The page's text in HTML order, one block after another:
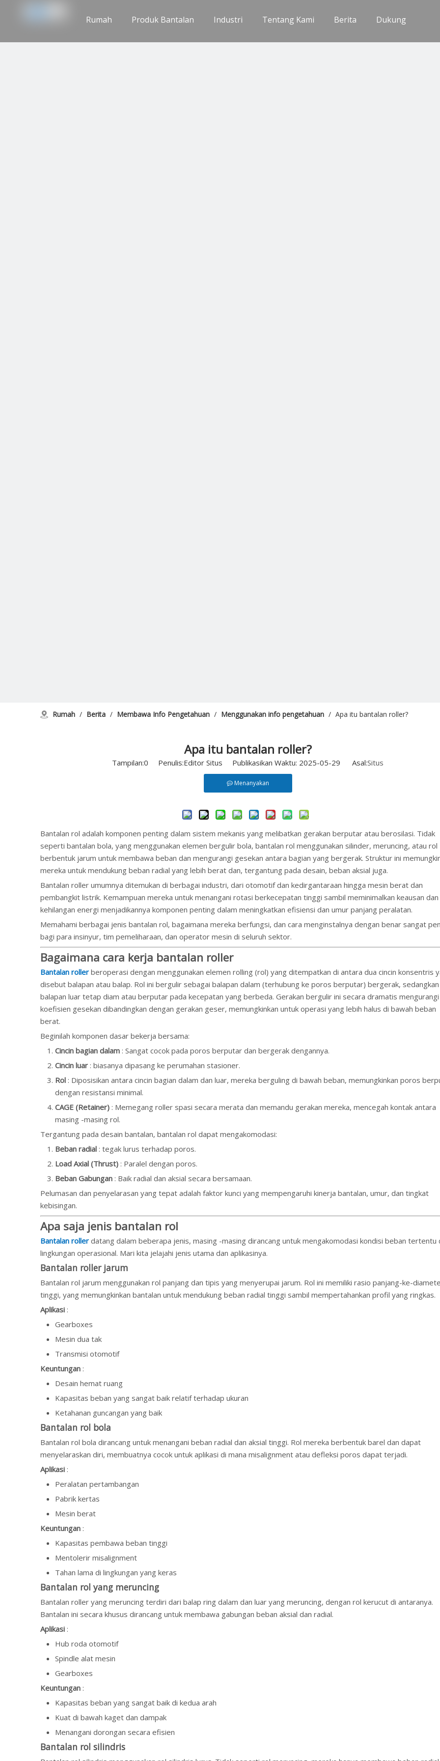
Rumah Produk Bantalan Industri Tentang Kami Berita Dukung
Rumah / Berita / Membawa Info Pengetahuan / Menggunakan info pengetahuan / Apa itu bantalan roller?
Apa itu bantalan roller?
Tampilan:0 Penulis:Editor Situs Publikasikan Waktu: 2025-05-29 Asal:Situs
Menanyakan
Bantalan rol adalah komponen penting dalam sistem mekanis yang melibatkan gerakan berputar atau berosilasi. Tidak
seperti bantalan bola, yang menggunakan elemen bergulir bola, bantalan rol menggunakan silinder, meruncing, atau rol
berbentuk jarum untuk membawa beban dan mengurangi gesekan antara bagian yang bergerak. Struktur ini
mereka untuk mendukung beban radial yang lebih berat dan, tergantung pada desain, beban aksial juga.
Bantalan roller umumnya ditemukan di berbagai industri, dari otomotif dan kedirgantaraan hingga mesin berat dan
pembangkit listrik. Kemampuan mereka untuk menangani rotasi berkecepatan tinggi sambil meminimalkan keausan dan
kehilangan energi menjadikannya komponen penting dalam meningkatkan efisiensi dan umur panjang peralatan.
Memahami berbagai jenis bantalan rol, bagaimana mereka berfungsi, dan cara menginstalnya dengan benar sangat
bagi para insinyur, tim pemeliharaan, dan operator mesin di seluruh sektor.
Bagaimana cara kerja bantalan roller
Bantalan roller beroperasi dengan menggunakan elemen rolling (rol) yang ditempatkan di antara dua cincin konsentris
disebut balapan atau balap. Rol ini bergulir sebagai balapan dalam (terhubung ke poros berputar) bergerak, sedangkan
balapan luar tetap diam atau berputar pada kecepatan yang berbeda. Gerakan bergulir ini secara dramatis mengurangi
koefisien gesekan dibandingkan dengan gerakan geser, memungkinkan untuk operasi yang lebih halus di bawah beban
berat.
Beginilah komponen dasar bekerja bersama:
Cincin bagian dalam : Sangat cocok pada poros berputar dan bergerak dengannya.
Cincin luar : biasanya dipasang ke perumahan stasioner.
Rol : Diposisikan antara cincin bagian dalam dan luar, mereka berguling di bawah beban, memungkinkan poros
dengan resistansi minimal.
CAGE (Retainer) : Memegang roller spasi secara merata dan memandu gerakan mereka, mencegah kontak antara
masing -masing rol.
Tergantung pada desain bantalan, bantalan rol dapat mengakomodasi:
Beban radial : tegak lurus terhadap poros.
Load Axial (Thrust) : Paralel dengan poros.
Beban Gabungan : Baik radial dan aksial secara bersamaan.
Pelumasan dan penyelarasan yang tepat adalah faktor kunci yang mempengaruhi kinerja bantalan, umur, dan tingkat
kebisingan.
Apa saja jenis bantalan rol
Bantalan roller datang dalam beberapa jenis, masing -masing dirancang untuk mengakomodasi kondisi beban tertentu
lingkungan operasional. Mari kita jelajahi jenis utama dan aplikasinya.
Bantalan roller jarum
Bantalan rol jarum menggunakan rol panjang dan tipis yang menyerupai jarum. Rol ini memiliki rasio panjang-ke-
tinggi, yang memungkinkan bantalan untuk mendukung beban radial tinggi sambil mempertahankan profil yang ringkas.
Aplikasi :
Gearboxes
Mesin dua tak
Transmisi otomotif
Keuntungan :
Desain hemat ruang
Kapasitas beban yang sangat baik relatif terhadap ukuran
Ketahanan guncangan yang baik
Bantalan rol bola
Bantalan rol bola dirancang untuk menangani beban radial dan aksial tinggi. Rol mereka berbentuk barel dan dapat
menyelaraskan diri, membuatnya cocok untuk aplikasi di mana misalignment atau defleksi poros dapat terjadi.
Aplikasi :
Peralatan pertambangan
Pabrik kertas
Mesin berat
Keuntungan :
Kapasitas pembawa beban tinggi
Mentolerir misalignment
Tahan lama di lingkungan yang keras
Bantalan rol yang meruncing
Bantalan roller yang meruncing terdiri dari balap ring dalam dan luar yang meruncing, dengan rol kerucut di antaranya.
Bantalan ini secara khusus dirancang untuk membawa gabungan beban aksial dan radial.
Aplikasi :
Hub roda otomotif
Spindle alat mesin
Gearboxes
Keuntungan :
Kapasitas beban yang sangat baik di kedua arah
Kuat di bawah kaget dan dampak
Menangani dorongan secara efisien
Bantalan rol silindris